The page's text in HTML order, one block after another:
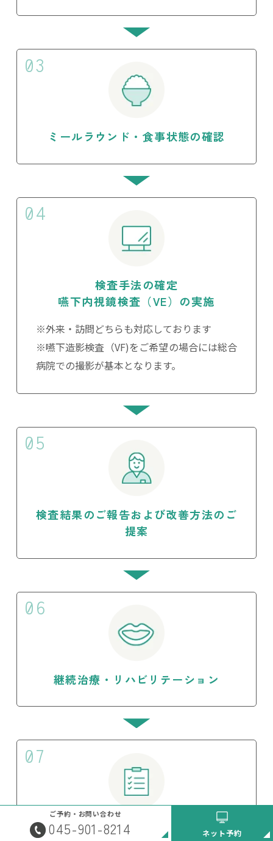
ご予約・お問い合わせ
045-901-8214 ネット予約
03
ミールラウンド・食事状態の確認
04
検査手法の確定
嚥下内視鏡検査（VE）の実施
※外来・訪問どちらも対応しております
※嚥下造影検査（VF)をご希望の場合には総合
病院での撮影が基本となります。
05
検査結果のご報告および改善方法のご
提案
06
継続治療・リハビリテーション
07
再評価